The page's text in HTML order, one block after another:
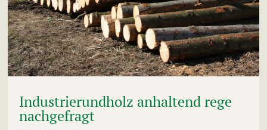
Industrierundholz anhaltend rege
nachgefragt